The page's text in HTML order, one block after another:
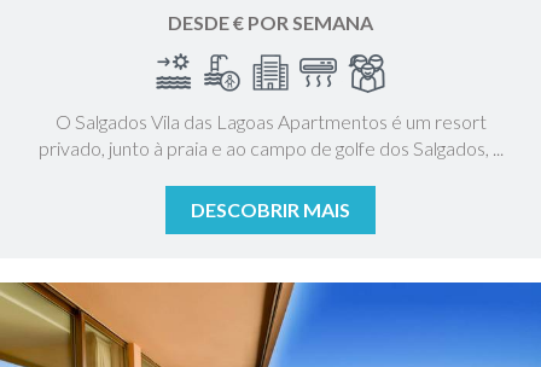
DESDE € POR SEMANA
O Salgados Vila das Lagoas Apartmentos é um resort
privado, junto à praia e ao campo de golfe dos Salgados, ...
DESCOBRIR MAIS